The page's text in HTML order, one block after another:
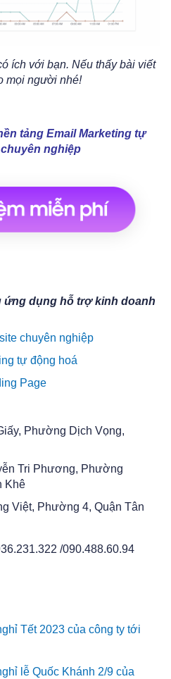
ích với bạn. Nếu thấy bài viết
mọi người nhé!
tảng Email Marketing tự
nghiệp
ứng dụng hỗ trợ kinh doanh
chuyên nghiệp
tự động hoá
Page
Phường Dịch Vọng,
Tri Phương, Phường
Khê
Việt, Phường 4, Quận Tân
/090.488.60.94
Tết 2023 của công ty tới
lễ Quốc Khánh 2/9 của